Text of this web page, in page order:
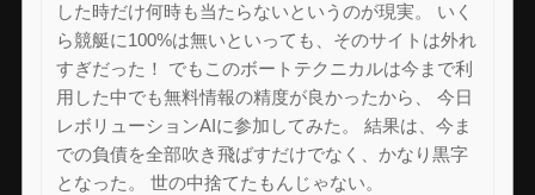
した時だけ何時も当たらないというのが現実。 いく
ら競艇に100%は無いといっても、そのサイトは外れ
すぎだった！ でもこのボートテクニカルは今まで利
用した中でも無料情報の精度が良かったから、 今日
レボリューションAIに参加してみた。 結果は、今ま
での負債を全部吹き飛ばすだけでなく、かなり黒字
となった。 世の中捨てたもんじゃない。